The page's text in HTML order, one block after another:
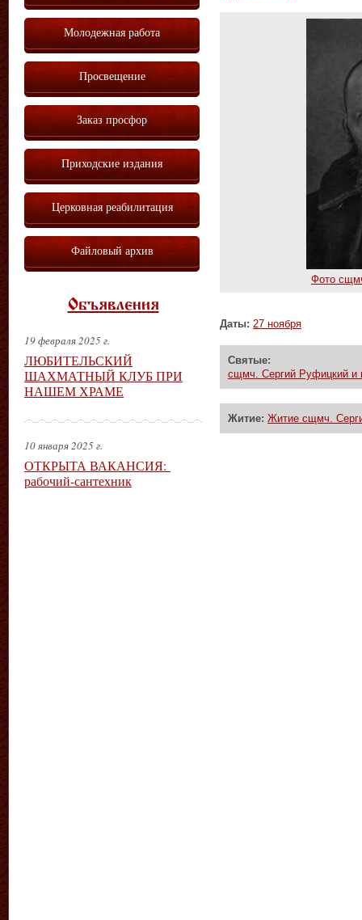
Фото
Даты: 27 ноября
Святые:
сщмч. Сергий Руфицкий и
Житие: Житие сщмч.
Молодежная работа
Просвещение
Заказ просфор
Приходские издания
Церковная реабилитация
Файловый архив
Объявления
19 февраля 2025 г.
ЛЮБИТЕЛЬСКИЙ
ШАХМАТНЫЙ КЛУБ ПРИ
НАШЕМ ХРАМЕ
10 января 2025 г.
ОТКРЫТА ВАКАНСИЯ:
рабочий-сантехник